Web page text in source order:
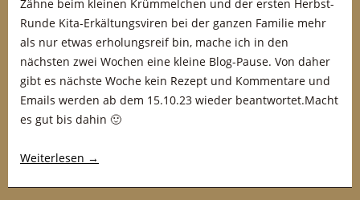
Zähne beim kleinen Krümmelchen und der ersten Herbst-
Runde Kita-Erkältungsviren bei der ganzen Familie mehr
als nur etwas erholungsreif bin, mache ich in den
nächsten zwei Wochen eine kleine Blog-Pause. Von daher
gibt es nächste Woche kein Rezept und Kommentare und
Emails werden ab dem 15.10.23 wieder beantwortet.Macht
es gut bis dahin 🙂
Weiterlesen →